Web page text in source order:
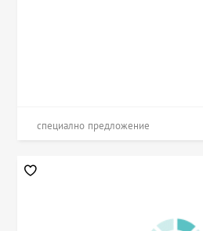
специално предложение